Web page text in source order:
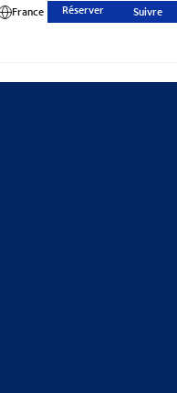
France Réserver Suivre